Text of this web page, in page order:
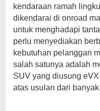
kendaraan ramah
dikendarai di onroad
untuk menghadapi
perlu menyediakan
kebutuhan pelanggan
salah satunya adalah
SUV yang diusung
atas usulan dari